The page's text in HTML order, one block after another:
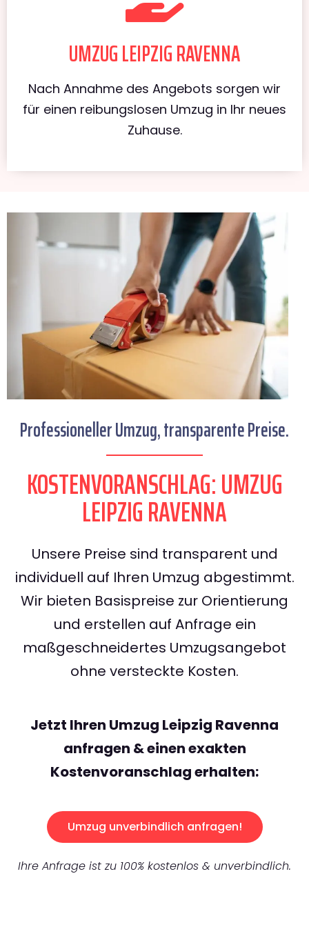
UMZUG LEIPZIG RAVENNA
Nach Annahme des Angebots sorgen wir
für einen reibungslosen Umzug in Ihr neues
Zuhause.
Professioneller Umzug, transparente Preise.
KOSTENVORANSCHLAG: UMZUG
LEIPZIG RAVENNA
Unsere Preise sind transparent und
individuell auf Ihren Umzug abgestimmt.
Wir bieten Basispreise zur Orientierung
und erstellen auf Anfrage ein
maßgeschneidertes Umzugsangebot
ohne versteckte Kosten.
Jetzt Ihren Umzug Leipzig Ravenna
anfragen & einen exakten
Kostenvoranschlag erhalten:
Umzug unverbindlich anfragen!
Ihre Anfrage ist zu 100% kostenlos & unverbindlich.